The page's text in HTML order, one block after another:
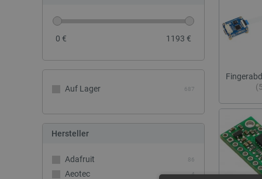
0 € 1193 €
Auf Lager 687
Hersteller
Adafruit 86
Aeotec 4